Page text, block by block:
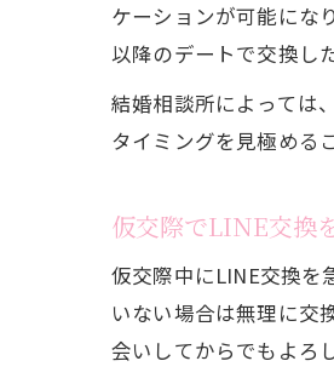
ケーションが可能にな
以降のデートで交換し
結婚相談所によっては
タイミングを見極める
仮交際でLINE交換
仮交際中にLINE交換を
いない場合は無理に交
会いしてからでもよろ